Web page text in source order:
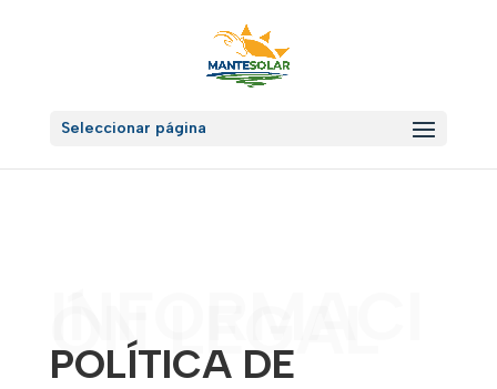
Seleccionar página
INFORMACI
ÓN LEGAL
POLÍTICA DE